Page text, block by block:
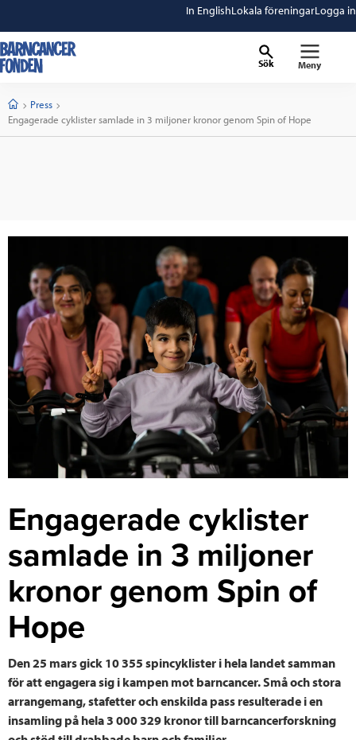
In EnglishLokala föreningarLogga in
Sök Meny
StartPress
Current:
Engagerade cyklister samlade in 3 miljoner kronor genom Spin of Hope
Engagerade cyklister
samlade in 3 miljoner
kronor genom Spin of
Hope
Den 25 mars gick 10 355 spincyklister i hela landet samman
för att engagera sig i kampen mot barncancer. Små och stora
arrangemang, stafetter och enskilda pass resulterade i en
insamling på hela 3 000 329 kronor till barncancerforskning